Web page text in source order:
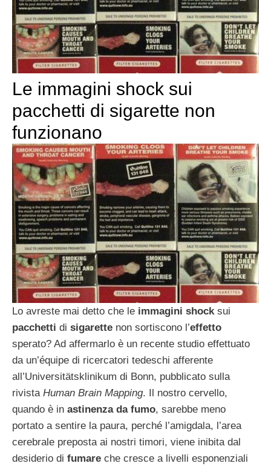
Le immagini shock sui
pacchetti di sigarette non
funzionano
Lo avreste mai detto che le immagini shocksui
pacchetti di sigarette non sortiscono l’effetto
sperato? Ad affermarlo è un recente studio effettuato
da un’équipe di ricercatori tedeschi afferente
all’Universitätsklinikum di Bonn, pubblicato sulla
rivista Human Brain Mapping. Il nostro cervello,
quando è in astinenza da fumo, sarebbe meno
portato a sentire la paura, perché l’amigdala, l’area
cerebrale preposta ai nostri timori, viene inibita dal
desiderio di fumare che cresce a livelli esponenziali